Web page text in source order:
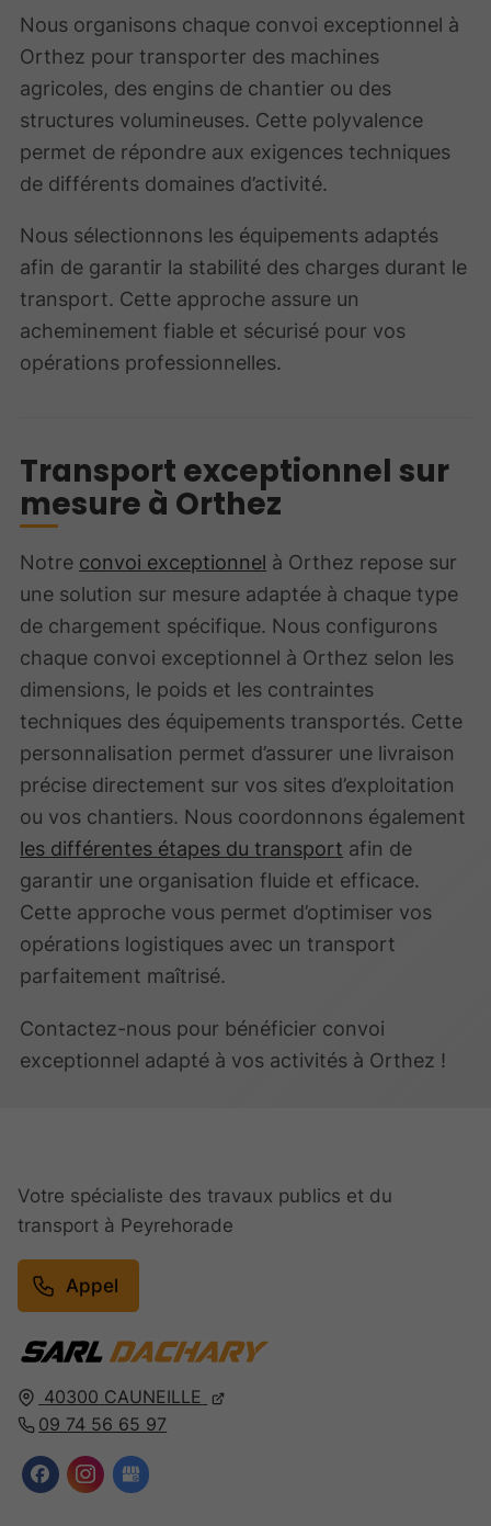
Nous organisons chaque convoi exceptionnel à
Orthez pour transporter des machines
agricoles, des engins de chantier ou des
structures volumineuses. Cette polyvalence
permet de répondre aux exigences techniques
de différents domaines d’activité.
Nous sélectionnons les équipements adaptés
afin de garantir la stabilité des charges durant le
transport. Cette approche assure un
acheminement fiable et sécurisé pour vos
opérations professionnelles.
Transport exceptionnel sur
mesure à Orthez
Notre convoi exceptionnel à Orthez repose sur
une solution sur mesure adaptée à chaque type
de chargement spécifique. Nous configurons
chaque convoi exceptionnel à Orthez selon les
dimensions, le poids et les contraintes
techniques des équipements transportés. Cette
personnalisation permet d’assurer une livraison
précise directement sur vos sites d’exploitation
ou vos chantiers. Nous coordonnons également
les différentes étapes du transport afin de
garantir une organisation fluide et efficace.
Cette approche vous permet d’optimiser vos
opérations logistiques avec un transport
parfaitement maîtrisé.
Contactez-nous pour bénéficier convoi
exceptionnel adapté à vos activités à Orthez !
40300 CAUNEILLE
09 74 56 65 97
Votre spécialiste des travaux publics et du
transport à Peyrehorade
Appel